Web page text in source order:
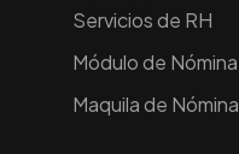
Servicios de RH
Módulo de Nómina
Maquila de Nómina